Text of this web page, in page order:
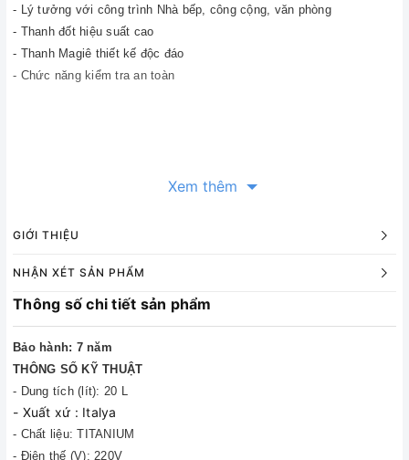
- Lý tưởng với công trình Nhà bếp, công cộng, văn phòng
- Thanh đốt hiệu suất cao
- Thanh Magiê thiết kế độc đáo
- Chức năng kiểm tra an toàn
Xem thêm
GIỚI THIỆU
NHẬN XÉT SẢN PHẨM
Thông số chi tiết sản phẩm
Bảo hành: 7 năm
THÔNG SỐ KỸ THUẬT
- Dung tích (lít): 20 L
- Xuất xứ : Italya
- Chất liệu: TITANIUM
- Điện thế (V): 220V